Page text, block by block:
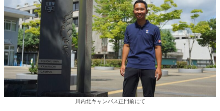
川内北キャンパス正門前にて